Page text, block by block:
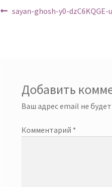
Навигация
Предыдущий:
sayan-ghosh-y0-dzC6KQGE-
Добавить
Ваш адрес email не
Комментарий *